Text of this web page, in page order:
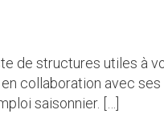
de structures utiles à
collaboration avec ses
saisonnier. […]